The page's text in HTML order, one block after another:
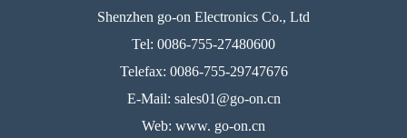
Shenzhen go-on Electronics Co., Ltd
Tel: 0086-755-27480600
Telefax: 0086-755-29747676
E-Mail: sales01@go-on.cn
Web: www. go-on.cn